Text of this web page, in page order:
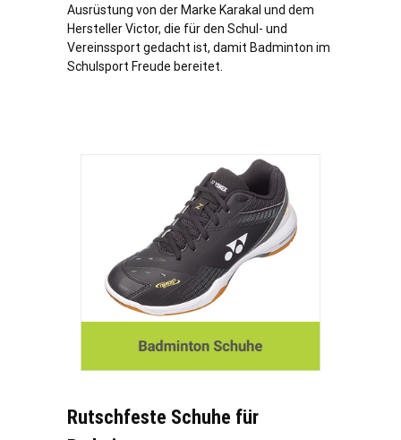
Ausrüstung von der Marke Karakal und dem
Hersteller Victor, die für den Schul- und
Vereinssport gedacht ist, damit Badminton im
Schulsport Freude bereitet.
Rutschfeste Schuhe für